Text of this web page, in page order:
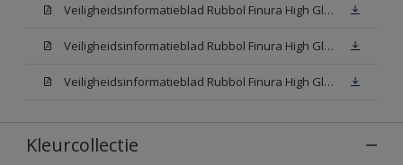
Veiligheidsinformatieblad Rubbol Finura High Gloss W05 (MSDS)
Veiligheidsinformatieblad Rubbol Finura High Gloss White (MSDS)
Veiligheidsinformatieblad Rubbol Finura High Gloss N00 (MSDS)
Kleurcollectie